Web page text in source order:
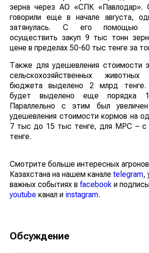
зерна через АО «СПК «Павлодар».
говорили еще в начале августа,
затянулась. С его помощью
осуществить закуп 9 тыс тонн
цене в пределах 50-60 тыс тенге за
Также для удешевления стоимости
сельскохозяйственных
бюджета выделено 2 млрд тенге.
будет выделено еще порядка
Параллельно с этим был
удешевления стоимости кормов на
7 тыс до 15 тыс тенге, для МРС –
тенге.
Смотрите больше интересных
Казахстана на нашем канале telegram,
важных событиях в facebook и
youtube канал и instagram.
Обсуждение